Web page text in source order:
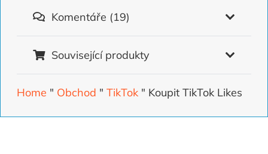
Komentáře (19)
Související produkty
Home " Obchod " TikTok " Koupit TikTok Likes